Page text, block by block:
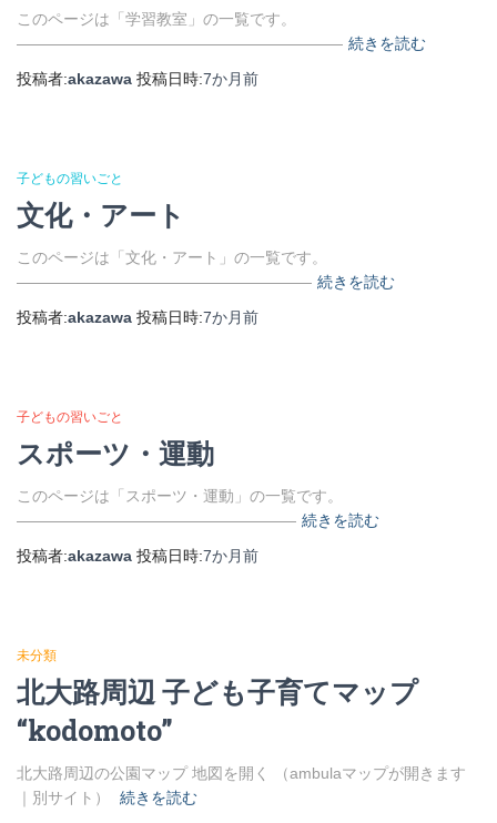
このページは「学習教室」の一覧です。
――――――――――――――――――――― 続きを読む
投稿者:akazawa 投稿日時:7か月前
子どもの習いごと
文化・アート
このページは「文化・アート」の一覧です。
――――――――――――――――――― 続きを読む
投稿者:akazawa 投稿日時:7か月前
子どもの習いごと
スポーツ・運動
このページは「スポーツ・運動」の一覧です。
―――――――――――――――――― 続きを読む
投稿者:akazawa 投稿日時:7か月前
未分類
北大路周辺 子ども子育てマップ
“kodomoto”
北大路周辺の公園マップ 地図を開く （ambulaマップが開きます
｜別サイト）
続きを読む